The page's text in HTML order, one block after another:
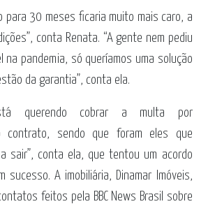
para 30 meses ficaria muito mais caro, a
conta Renata. “A gente nem pediu
na pandemia, só queríamos uma solução
da garantia”, conta ela.
querendo cobrar a multa por
contrato, sendo que foram eles que
sair”, conta ela, que tentou um acordo
sucesso. A imobiliária, Dinamar Imóveis,
feitos pela BBC News Brasil sobre